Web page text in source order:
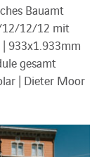
Bauamt
12/12/12 mit
933x1.933mm
gesamt
| Dieter Moor